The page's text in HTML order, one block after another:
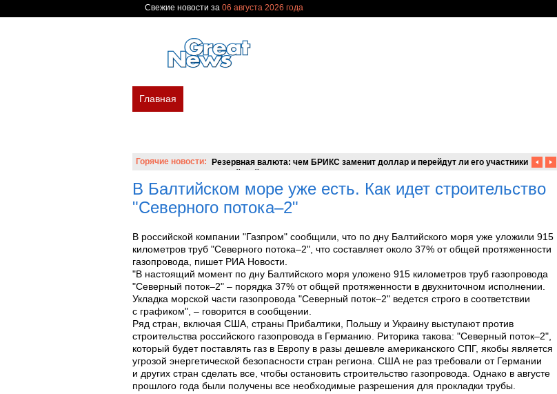
Свежие новости за 06 августа 2026 года
Главная
Горячие новости:
Резервная валюта: чем БРИКС заменит доллар и перейдут ли его участники на
В Балтийском море уже есть. Как идет строительство
"Северного потока–2"
В российской компании "Газпром" сообщили, что по дну Балтийского моря уже уложили 915
километров труб "Северного потока–2", что составляет около 37% от общей протяженности
газопровода, пишет РИА Новости.
"В настоящий момент по дну Балтийского моря уложено 915 километров труб газопровода
"Северный поток–2" – порядка 37% от общей протяженности в двухниточном исполнении.
Укладка морской части газопровода "Северный поток–2" ведется строго в соответствии
с графиком", – говорится в сообщении.
Ряд стран, включая США, страны Прибалтики, Польшу и Украину выступают против
строительства российского газопровода в Германию. Риторика такова: "Северный поток–2",
который будет поставлять газ в Европу в разы дешевле американского СПГ, якобы является
угрозой энергетической безопасности стран региона. США не раз требовали от Германии
и других стран сделать все, чтобы остановить строительство газопровода. Однако в августе
прошлого года были получены все необходимые разрешения для прокладки трубы.